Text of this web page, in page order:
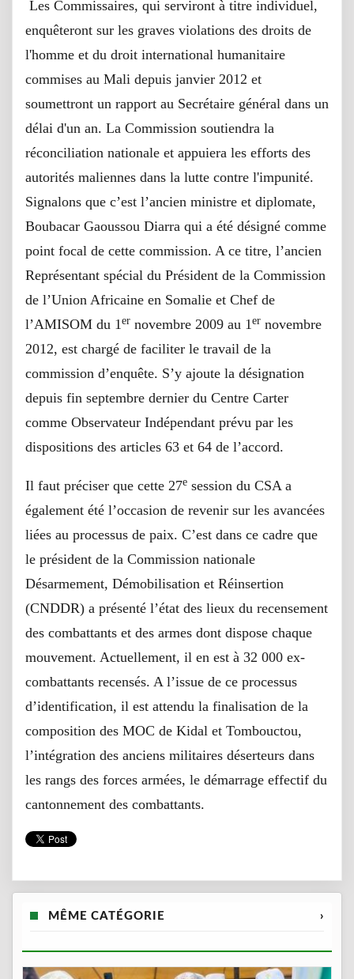
Les Commissaires, qui serviront à titre individuel,
enquêteront sur les graves violations des droits de
l'homme et du droit international humanitaire
commises au Mali depuis janvier 2012 et
soumettront un rapport au Secrétaire général dans un
délai d'un an. La Commission soutiendra la
réconciliation nationale et appuiera les efforts des
autorités maliennes dans la lutte contre l'impunité.
Signalons que c’est l’ancien ministre et diplomate,
Boubacar Gaoussou Diarra qui a été désigné comme
point focal de cette commission. A ce titre, l’ancien
Représentant spécial du Président de la Commission
de l’Union Africaine en Somalie et Chef de
l’AMISOM du 1er novembre 2009 au 1er novembre
2012, est chargé de faciliter le travail de la
commission d’enquête. S’y ajoute la désignation
depuis fin septembre dernier du Centre Carter
comme Observateur Indépendant prévu par les
dispositions des articles 63 et 64 de l’accord.
Il faut préciser que cette 27e session du CSA a
également été l’occasion de revenir sur les avancées
liées au processus de paix. C’est dans ce cadre que
le président de la Commission nationale
Désarmement, Démobilisation et Réinsertion
(CNDDR) a présenté l’état des lieux du recensement
des combattants et des armes dont dispose chaque
mouvement. Actuellement, il en est à 32 000 ex-
combattants recensés. A l’issue de ce processus
d’identification, il est attendu la finalisation de la
composition des MOC de Kidal et Tombouctou,
l’intégration des anciens militaires déserteurs dans
les rangs des forces armées, le démarrage effectif du
cantonnement des combattants.
MÊME CATÉGORIE ›